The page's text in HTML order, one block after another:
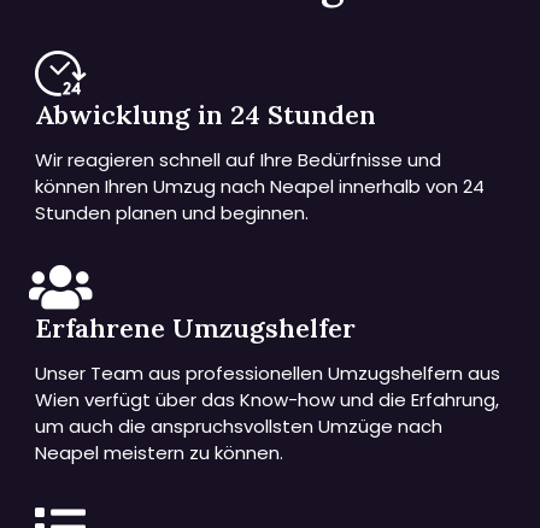
Abwicklung in 24 Stunden
Wir reagieren schnell auf Ihre Bedürfnisse und
können Ihren Umzug nach Neapel innerhalb von 24
Stunden planen und beginnen.
Erfahrene Umzugshelfer
Unser Team aus professionellen Umzugshelfern aus
Wien verfügt über das Know-how und die Erfahrung,
um auch die anspruchsvollsten Umzüge nach
Neapel meistern zu können.